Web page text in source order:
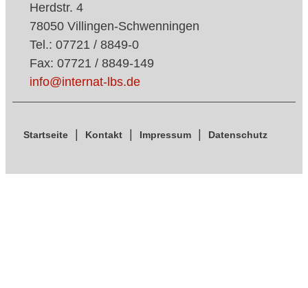
Herdstr. 4
78050 Villingen-Schwenningen
Tel.: 07721 / 8849-0
Fax: 07721 / 8849-149
info@internat-lbs.de
Startseite Kontakt Impressum Datenschutz